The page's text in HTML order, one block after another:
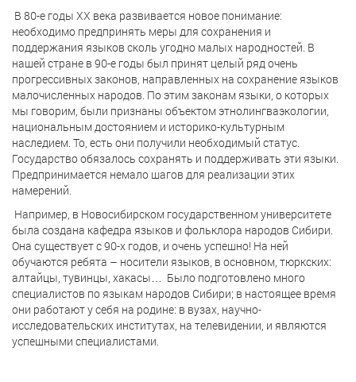
В 80-е годы ХХ века развивается новое понимание:
необходимо предпринять меры для сохранения и
поддержания языков сколь угодно малых народностей. В
нашей стране в 90-е годы был принят целый ряд очень
прогрессивных законов, направленных на сохранение языков
малочисленных народов. По этим законам языки, о которых
мы говорим, были признаны объектом этнолингваэкологии,
национальным достоянием и историко-культурным
наследием. То, есть они получили необходимый статус.
Государство обязалось сохранять и поддерживать эти языки.
Предпринимается немало шагов для реализации этих
намерений.
Например, в Новосибирском государственном университете
была создана кафедра языков и фольклора народов Сибири.
Она существует с 90-х годов, и очень успешно! На ней
обучаются ребята – носители языков, в основном, тюркских:
алтайцы, тувинцы, хакасы… Было подготовлено много
специалистов по языкам народов Сибири; в настоящее время
они работают у себя на родине: в вузах, научно-
исследовательских институтах, на телевидении, и являются
успешными специалистами.